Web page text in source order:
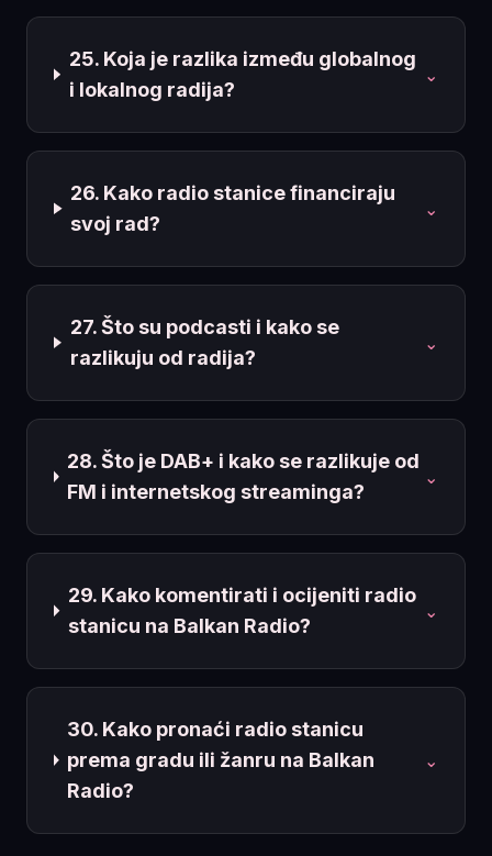
25. Koja je razlika između globalnog
i lokalnog radija?
⌄
26. Kako radio stanice financiraju
svoj rad?
⌄
27. Što su podcasti i kako se
razlikuju od radija?
⌄
28. Što je DAB+ i kako se razlikuje od
FM i internetskog streaminga?
⌄
29. Kako komentirati i ocijeniti radio
stanicu na Balkan Radio?
⌄
30. Kako pronaći radio stanicu
prema gradu ili žanru na Balkan
Radio?
⌄